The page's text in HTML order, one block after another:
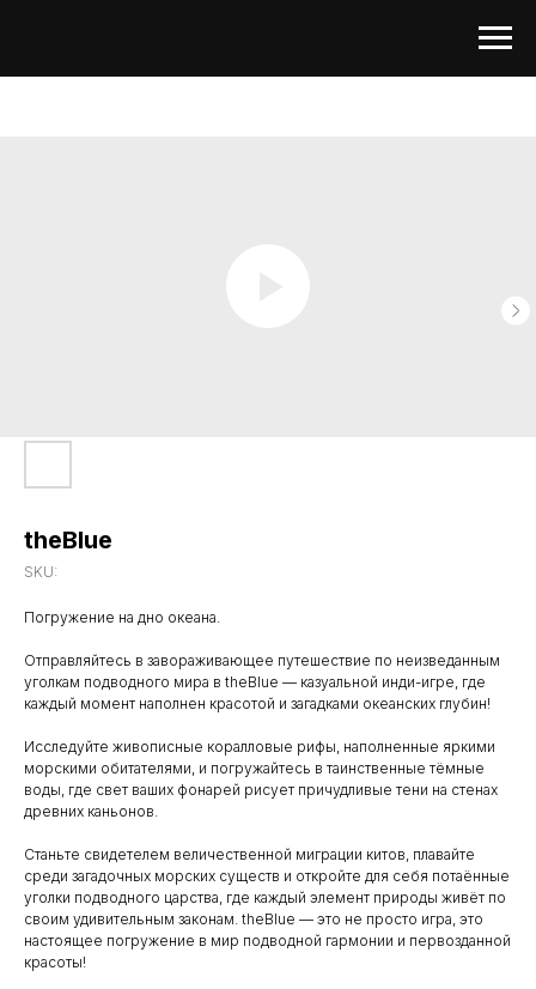
theBlue
SKU:
Погружение на дно океана.
Отправляйтесь в завораживающее путешествие по неизведанным
уголкам подводного мира в theBlue — казуальной инди-игре, где
каждый момент наполнен красотой и загадками океанских глубин!
Исследуйте живописные коралловые рифы, наполненные яркими
морскими обитателями, и погружайтесь в таинственные тёмные
воды, где свет ваших фонарей рисует причудливые тени на стенах
древних каньонов.
Станьте свидетелем величественной миграции китов, плавайте
среди загадочных морских существ и откройте для себя потаённые
уголки подводного царства, где каждый элемент природы живёт по
своим удивительным законам. theBlue — это не просто игра, это
настоящее погружение в мир подводной гармонии и первозданной
красоты!